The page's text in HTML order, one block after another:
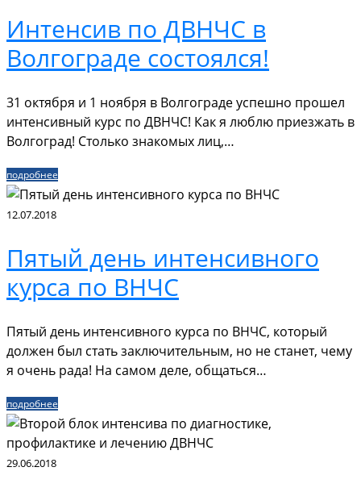
Интенсив по ДВНЧС в
Волгограде состоялся!
31 октября и 1 ноября в Волгограде успешно прошел
интенсивный курс по ДВНЧС! Как я люблю приезжать в
Волгоград! Столько знакомых лиц,…
подробнее
12.07.2018
Пятый день интенсивного
курса по ВНЧС
Пятый день интенсивного курса по ВНЧС, который
должен был стать заключительным, но не станет, чему
я очень рада! На самом деле, общаться…
подробнее
29.06.2018